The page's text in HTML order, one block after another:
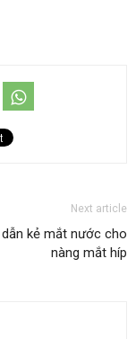
Next article
kẻ mắt nước cho
nàng mắt híp